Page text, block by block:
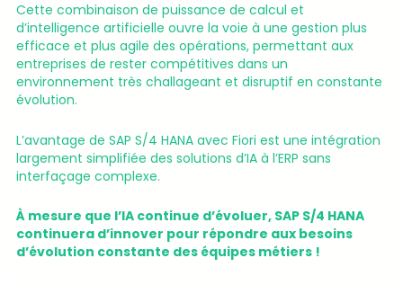
Cette combinaison de puissance de calcul et
d’intelligence artificielle ouvre la voie à une gestion plus
efficace et plus agile des opérations, permettant aux
entreprises de rester compétitives dans un
environnement très challageant et disruptif en constante
évolution.
L’avantage de SAP S/4 HANA avec Fiori est une intégration
largement simplifiée des solutions d’IA à l’ERP sans
interfaçage complexe.
À mesure que l’IA continue d’évoluer, SAP S/4 HANA
continuera d’innover pour répondre aux besoins
d’évolution constante des équipes métiers !